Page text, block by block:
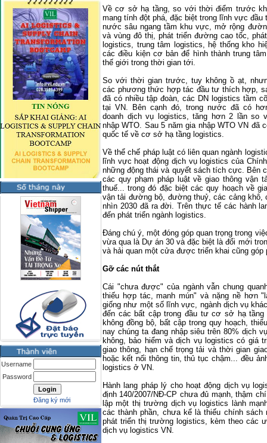
Username
Password
Đăng ký mới
Về cơ sở hạ tầng, so với thời điểm trước
mang tính đột phá, đặc biệt trong lĩnh vực
nước sâu ngang tầm khu vực, mở rộng
và vùng đô thị, phát triển đường cao tốc,
logistics, trung tâm logistics, hệ thống kho
các điều kiện cơ bản để hình thành trung
thế giới trong thời gian tới.
So với thời gian trước, tuy không ồ ạt,
các phương thức hợp tác đầu tư thích hợp,
đã có nhiều tập đoàn, các DN logistics tầm
tại VN. Bên cạnh đó, trong nước đã có
doanh dịch vụ logistics, tăng hơn 2 lần so
nhập WTO. Sau 5 năm gia nhập WTO VN đã
quốc tế về cơ sở hạ tầng logistics.
Về thể chế pháp luật có liên quan ngành
lĩnh vực hoạt động dịch vụ logistics của
những động thái và quyết sách tích cực. Bên
các quy phạm pháp luật về giao thông vận
thuế... trong đó đặc biệt các quy hoạch về
vận tải đường bộ, đường thuỷ, các cảng khô,
nhìn 2030 đã ra đời. Trên thực tế các hành
đến phát triển ngành logistics.
Đáng chú ý, một đóng góp quan trọng trong
vừa qua là Dự án 30 và đặc biệt là đổi mới
và hải quan một cửa được triển khai cũng
Gỡ các nút thắt
Cái "chưa được" của ngành vẫn chung
thiếu hợp tác, manh mún" và nặng nề hơn
giống như một số lĩnh vực, ngành dịch vụ
đến các bất cập trong đầu tư cơ sở hạ
không đồng bộ, bất cập trong quy hoạch,
nay chúng ta đang nhập siêu trên 80% dịch
không, bảo hiểm và dịch vụ logistics có giá
giao thông, hạn chế trọng tải và thời gian
hoặc kết nối thông tin, thủ tục chậm... đều
logistics ở VN.
Hành lang pháp lý cho hoạt động dịch vụ
định 140/2007/NĐ-CP chưa đủ mạnh, thậm
lập một thị trường dịch vụ logistics lành
các thành phần, chưa kể là thiếu chính
phát triển thị trường logistics, kèm theo các
dịch vụ logistics VN.